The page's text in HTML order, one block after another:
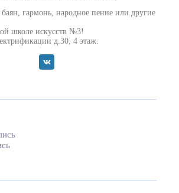
баян, гармонь, народное пение или другие
школе искусств №3!
д.30, 4 этаж.